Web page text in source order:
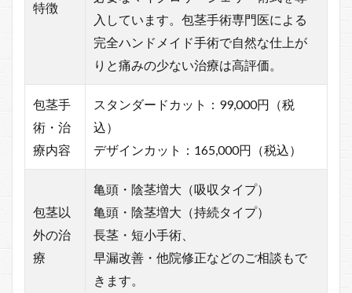
特徴
入しています。包茎手術専門医による
完全ハンドメイド手術で自然な仕上が
りと痛みの少ない治療は高評価。
包茎手
術・治
療内容
スタンダードカット：99,000円（税
込）
デザインカット：165,000円（税込）
包茎以
外の治
療
亀頭・陰茎増大（吸収タイプ）
亀頭・陰茎増大（持続タイプ）
長茎・短小手術、
早漏改善・他院修正などのご相談もで
きます。